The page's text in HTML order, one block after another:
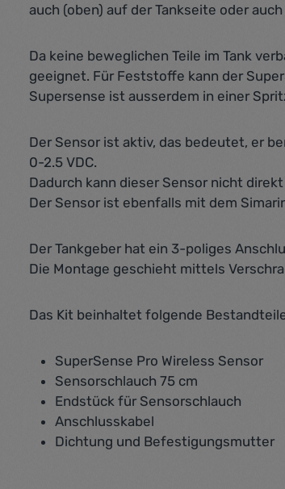
auch (oben) auf der Tankseite oder
Da keine beweglichen Teile im Tank
geeignet. Für Feststoffe kann der
Supersense ist ausserdem in einer
Der Sensor ist aktiv, das bedeutet, er
0-2.5 VDC.
Dadurch kann dieser Sensor nicht direkt
Der Sensor ist ebenfalls mit dem
Der Tankgeber hat ein 3-poliges
Die Montage geschieht mittels
Das Kit beinhaltet folgende
SuperSense Pro Wireless Sensor
Sensorschlauch 75 cm
Endstück für Sensorschlauch
Anschlusskabel
Dichtung und Befestigungsmutter